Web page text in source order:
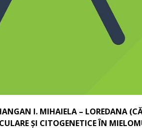
I. MIHAIELA – LOREDANA
ŞI CITOGENETICE ÎN